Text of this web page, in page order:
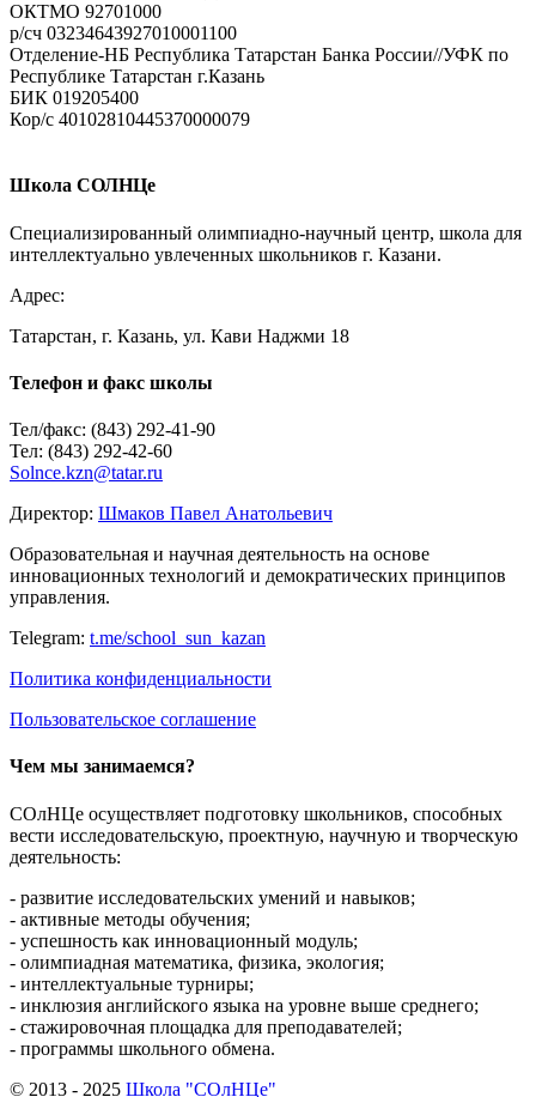
ОКТМО 92701000
р/cч 03234643927010001100
Отделение-НБ Республика Татарстан Банка России//УФК по
Республике Татарстан г.Казань
БИК 019205400
Кор/с 40102810445370000079
Школа СОЛНЦе
Специализированный олимпиадно-научный центр, школа для
интеллектуально увлеченных школьников г. Казани.
Адрес:
Татарстан, г. Казань, ул. Кави Наджми 18
Телефон и факс школы
Тел/факс: (843) 292-41-90
Тел: (843) 292-42-60
Solnce.kzn@tatar.ru
Директор: Шмаков Павел Анатольевич
Образовательная и научная деятельность на основе
инновационных технологий и демократических принципов
управления.
Telegram: t.me/school_sun_kazan
Политика конфиденциальности
Пользовательское соглашение
Чем мы занимаемся?
СОлНЦе осуществляет подготовку школьников, способных
вести исследовательскую, проектную, научную и творческую
деятельность:
- развитие исследовательских умений и навыков;
- активные методы обучения;
- успешность как инновационный модуль;
- олимпиадная математика, физика, экология;
- интеллектуальные турниры;
- инклюзия английского языка на уровне выше среднего;
- стажировочная площадка для преподавателей;
- программы школьного обмена.
© 2013 - 2025 Школа "СОлНЦе"